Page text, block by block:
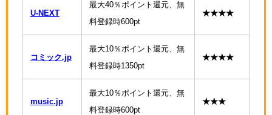
U-NEXT
最大40％ポイント還元、無
料登録時600pt
★★★★
コミック.jp
最大10％ポイント還元、無
料登録時1350pt
★★★★
music.jp
最大10％ポイント還元、無
料登録時600pt
★★★